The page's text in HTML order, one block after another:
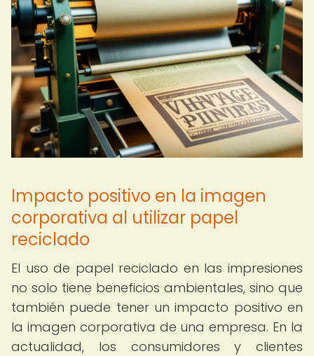
Impacto positivo en la imagen
corporativa al utilizar papel
reciclado
El uso de papel reciclado en las impresiones
no solo tiene beneficios ambientales, sino que
también puede tener un impacto positivo en
la imagen corporativa de una empresa. En la
actualidad, los consumidores y clientes